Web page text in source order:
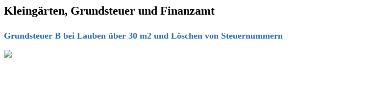
Kleingärten, Grundsteuer und Finanzamt
Grundsteuer B bei Lauben über 30 m2 und Löschen von Steuernummern